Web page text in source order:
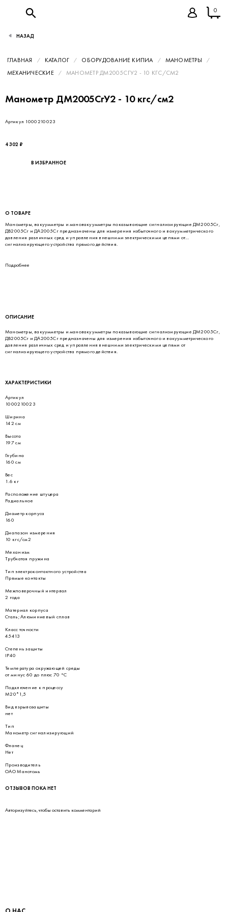
0
ГЛАВНАЯ КАТАЛОГ ОБОРУДОВАНИЕ КИПИА
МАНОМЕТРЫ
МЕХАНИЧЕСКИЕ
МАНОМЕТР ДМ2005СГУ2 - 10 КГС/СМ2
Манометр ДМ2005СгУ2 - 10 кгс/см2
Артикул 1000210023
4 302 ₽
В ИЗБРАННОЕ
О ТОВАРЕ
Манометры, вакуумметры и мановакуумметры показывающие сигнализирующие ДМ2005Сг,
ДВ2005Сг и ДА2005Сг предназначены для измерения избыточного и вакуумметрического
давления различных сред и управления внешними электрическими цепями от
сигнализирующего устройства прямого действия.
Подробнее
ОПИСАНИЕ
Манометры, вакуумметры и мановакуумметры показывающие сигнализирующие ДМ2005Сг,
ДВ2005Сг и ДА2005Сг предназначены для измерения избыточного и вакуумметрического
давления различных сред и управления внешними электрическими цепями от
сигнализирующего устройства прямого действия.
ХАРАКТЕРИСТИКИ
Артикул
1000210023
Ширина
142 см
Высота
197 см
Глубина
160 см
Вес
1.6 кг
Расположение штуцера
Радиальное
Диаметр корпуса
160
Диапазон измерения
10 кгс/см2
Механизм
Трубчатая пружина
Тип электроконтактного устройства
Прямые контакты
Межповерочный интервал
2 года
Материал корпуса
Сталь; Алюминиевый сплав
Класс точности
45413
Степень защиты
IP40
Температура окружающей среды
от минус 60 до плюс 70 °С
Подключение к процессу
М20*1,5
Вид взрывозащиты
нет
Тип
Манометр сигнализирующий
Фланец
Нет
Производитель
ОАО Манотомь
ОТЗЫВОВ ПОКА НЕТ
Авторизуйтесь, чтобы оставить комментарий
НАЗАД